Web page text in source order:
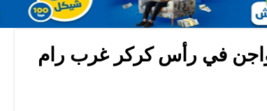
في رأس كركر غرب رام